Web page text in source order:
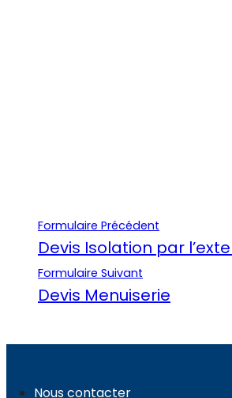
Formulaire Précédent
Devis Isolation par
Formulaire Suivant
Devis Menuiserie
Nous contacter